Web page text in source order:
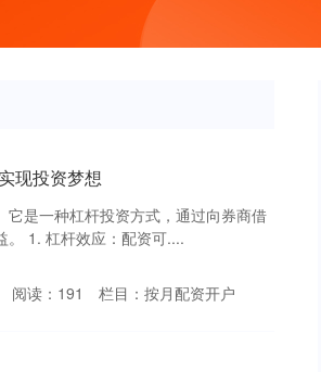
现投资梦想
是一种杠杆投资方式，通过向券商借
。 1. 杠杆效应：配资可....
阅读： 191 栏目： 按月配资开户